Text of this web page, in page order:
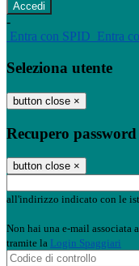
-
Entra con SPID Entra
Seleziona utente
button close ×
Recupero password
button close ×
all'indirizzo indicato con le
Non hai una e-mail associata
tramite la Login Spaggiari